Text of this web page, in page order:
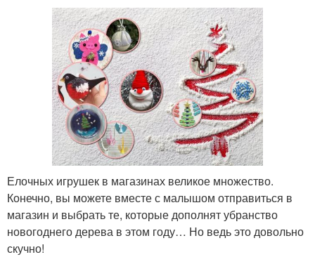
Елочных игрушек в магазинах великое множество.
Конечно, вы можете вместе с малышом отправиться в
магазин и выбрать те, которые дополнят убранство
новогоднего дерева в этом году… Но ведь это довольно
скучно!